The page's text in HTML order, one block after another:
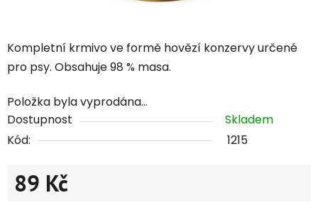
Kompletní krmivo ve formě hovězí konzervy určené
pro psy. Obsahuje 98 % masa.
Položka byla vyprodána…
Dostupnost
Skladem
Kód:
1215
89 Kč